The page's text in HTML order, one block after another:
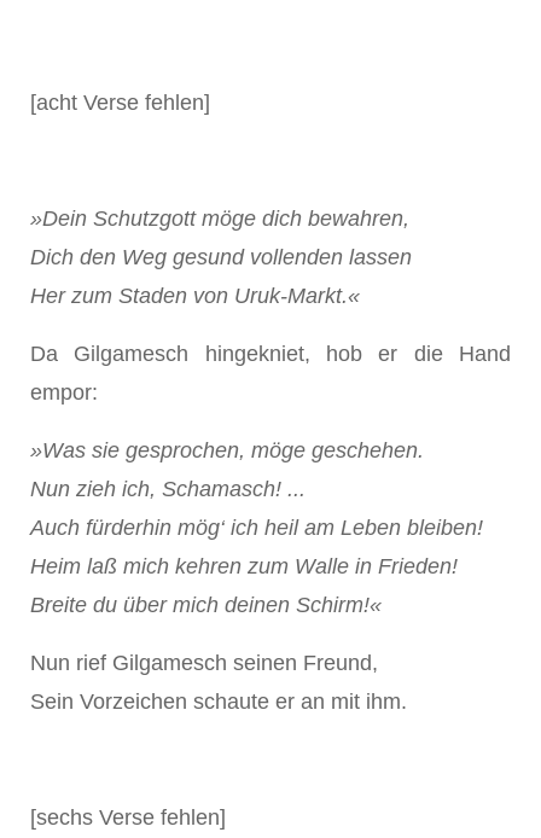
[acht Verse fehlen]
»Dein Schutzgott möge dich bewahren,
Dich den Weg gesund vollenden lassen
Her zum Staden von Uruk-Markt.«
Da Gilgamesch hingekniet, hob er die Hand
empor:
»Was sie gesprochen, möge geschehen.
Nun zieh ich, Schamasch! ...
Auch fürderhin mög‘ ich heil am Leben bleiben!
Heim laß mich kehren zum Walle in Frieden!
Breite du über mich deinen Schirm!«
Nun rief Gilgamesch seinen Freund,
Sein Vorzeichen schaute er an mit ihm.
[sechs Verse fehlen]